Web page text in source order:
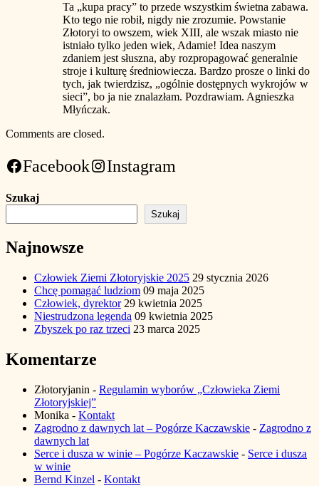
Ta „kupa pracy” to przede wszystkim świetna zabawa.
Kto tego nie robił, nigdy nie zrozumie. Powstanie
Złotoryi to owszem, wiek XIII, ale wszak miasto nie
istniało tylko jeden wiek, Adamie! Idea naszym
zdaniem jest słuszna, aby rozpropagować generalnie
stroje i kulturę średniowiecza. Bardzo prosze o linki do
tych, jak twierdzisz, „ogólnie dostępnych wykrojów w
sieci”, bo ja nie znalazłam. Pozdrawiam. Agnieszka
Młyńczak.
Comments are closed.
Facebook Instagram
Szukaj
Szukaj
Najnowsze
Człowiek Ziemi Złotoryjskie 2025 29 stycznia 2026
Chcę pomagać ludziom 09 maja 2025
Człowiek, dyrektor 29 kwietnia 2025
Niestrudzona legenda 09 kwietnia 2025
Zbyszek po raz trzeci 23 marca 2025
Komentarze
Złotoryjanin - Regulamin wyborów „Człowieka Ziemi
Złotoryjskiej”
Monika - Kontakt
Zagrodno z dawnych lat – Pogórze Kaczawskie - Zagrodno z
dawnych lat
Serce i dusza w winie – Pogórze Kaczawskie - Serce i dusza
w winie
Bernd Kinzel - Kontakt